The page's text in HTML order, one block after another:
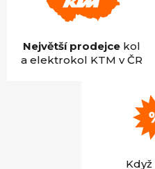
Největší prodejcekol
a elektrokol KTM v ČR
Když